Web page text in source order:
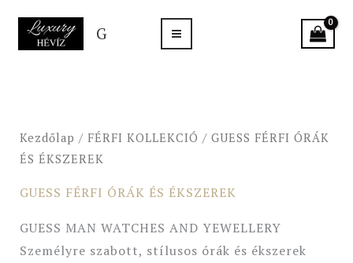
G
Kezdőlap / FÉRFI KOLLEKCIÓ / GUESS FÉRFI ÓRÁK
ÉS ÉKSZEREK
GUESS FÉRFI ÓRÁK ÉS ÉKSZEREK
GUESS MAN WATCHES AND YEWELLERY
Személyre szabott, stílusos órák és ékszerek